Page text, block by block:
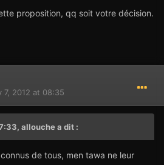
proposition, qq soit votre décision.
7, 2012 at 08:35
allouche a dit :
de tous, men tawa ne leur